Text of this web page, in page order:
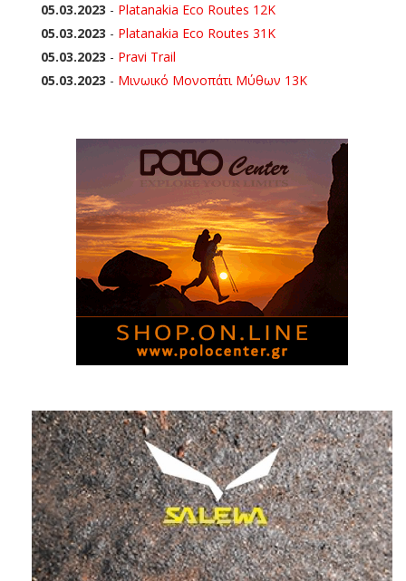
05.03.2023 - Platanakia Eco Routes 12K
05.03.2023 - Platanakia Eco Routes 31K
05.03.2023 - Pravi Trail
05.03.2023 - Μινωικό Μονοπάτι Μύθων 13Κ